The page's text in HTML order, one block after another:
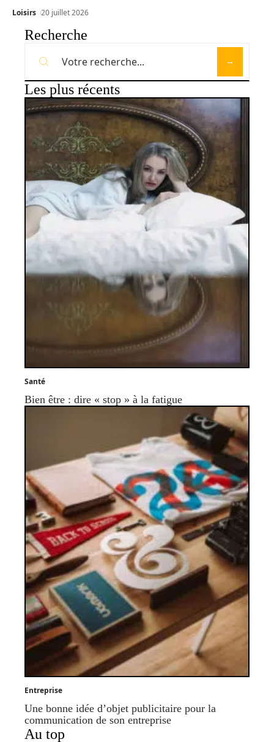
Loisirs 20 juillet 2026
Recherche
Les plus récents
Santé
Bien être : dire « stop » à la fatigue
Entreprise
Une bonne idée d’objet publicitaire pour la
communication de son entreprise
Au top